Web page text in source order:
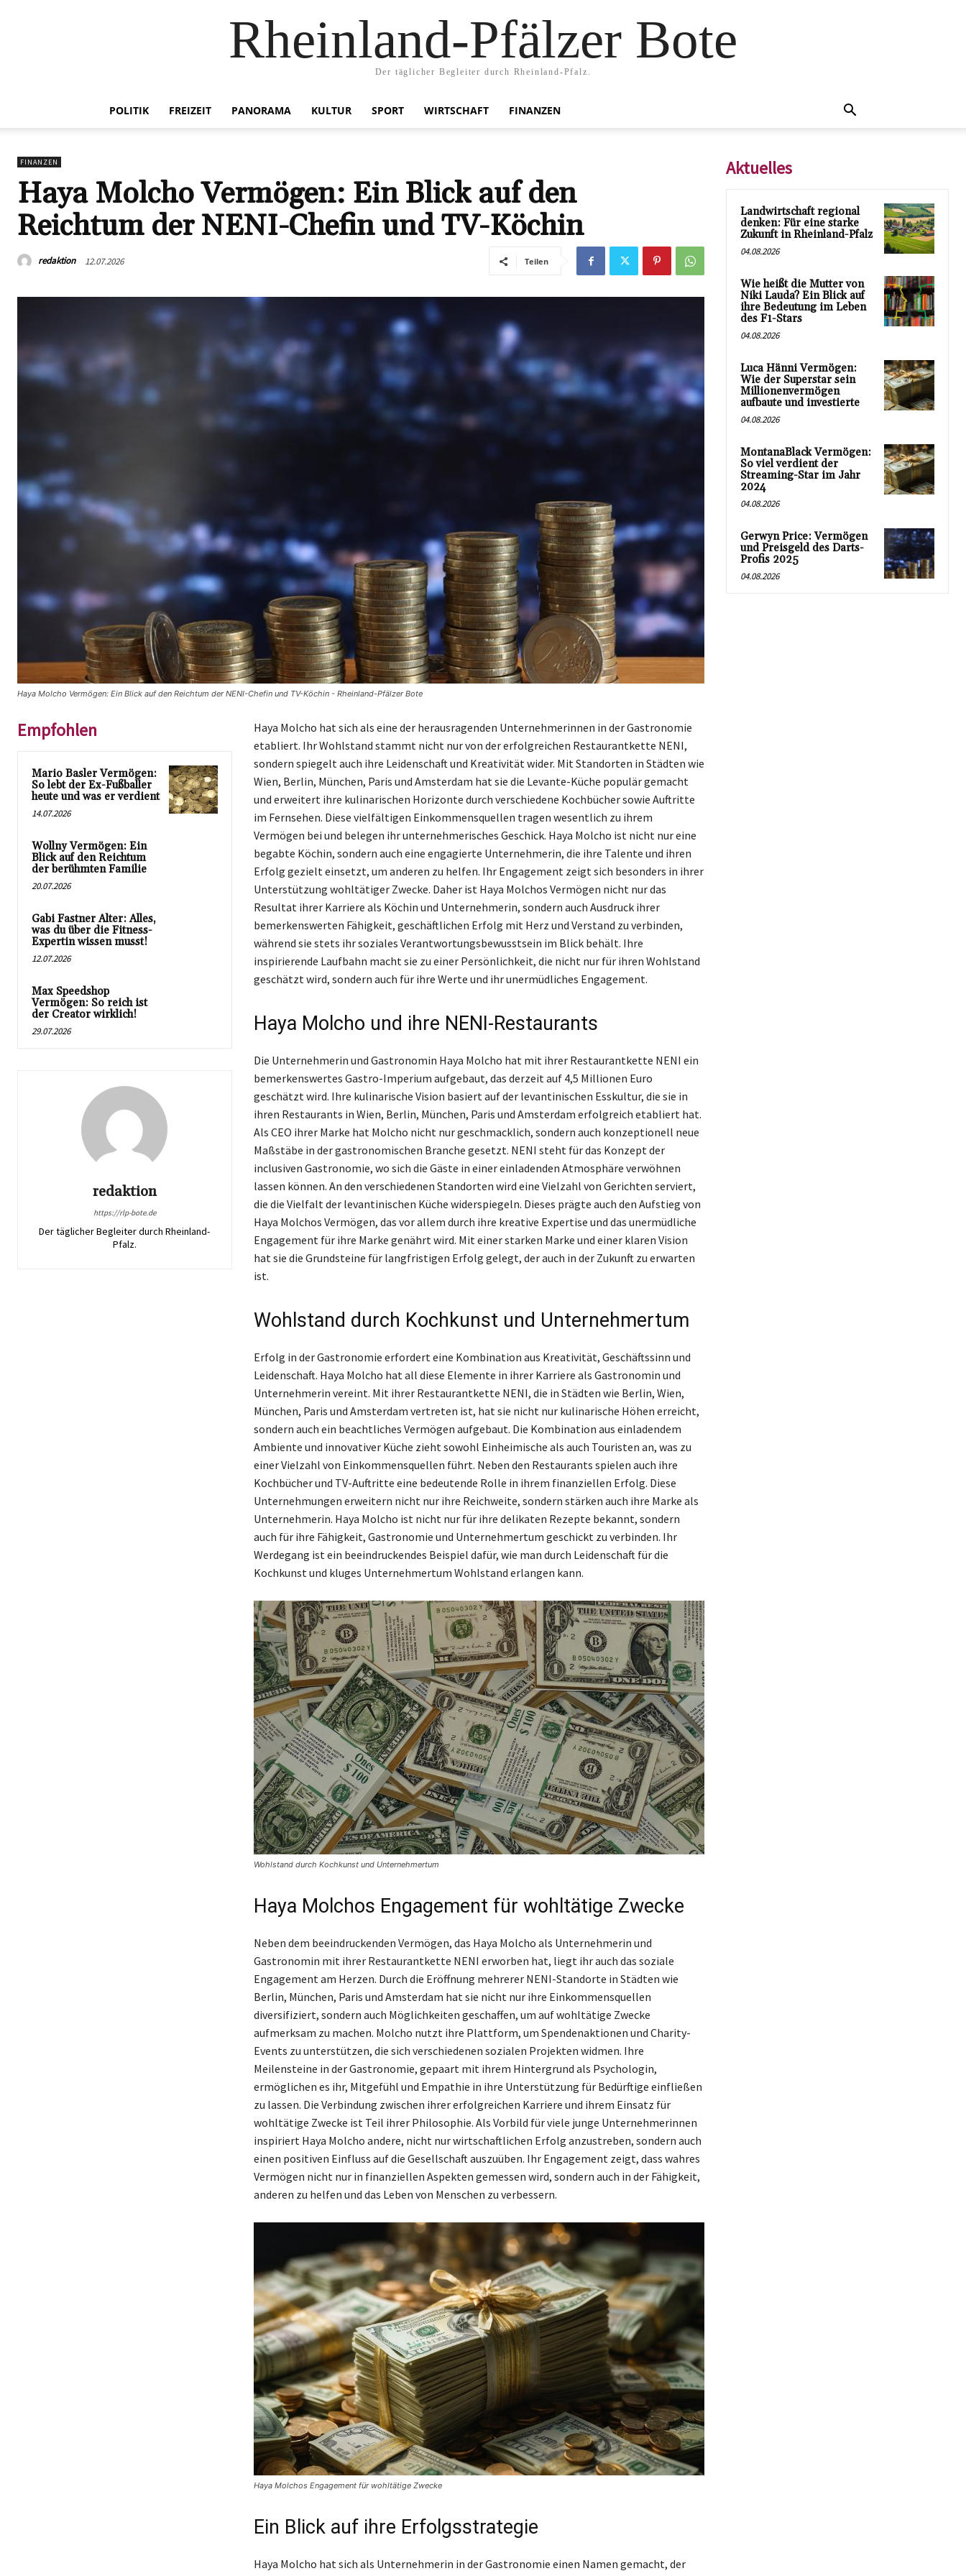
Rheinland-Pfälzer Bote
Der täglicher Begleiter durch Rheinland-Pfalz.
POLITIK FREIZEIT PANORAMA KULTUR SPORT WIRTSCHAFT FINANZEN
FINANZEN
Haya Molcho Vermögen: Ein Blick auf den
Reichtum der NENI-Chefin und TV-Köchin
redaktion 12.07.2026 Teilen
Haya Molcho Vermögen: Ein Blick auf den Reichtum der NENI-Chefin und TV-Köchin - Rheinland-Pfälzer Bote
Empfohlen
Mario Basler Vermögen:
So lebt der Ex-Fußballer
heute und was er verdient
14.07.2026
Wollny Vermögen: Ein
Blick auf den Reichtum
der berühmten Familie
20.07.2026
Gabi Fastner Alter: Alles,
was du über die Fitness-
Expertin wissen musst!
12.07.2026
Max Speedshop
Vermögen: So reich ist
der Creator wirklich!
29.07.2026
redaktion
https://rlp-bote.de
Der täglicher Begleiter durch Rheinland-
Pfalz.
Haya Molcho hat sich als eine der herausragenden Unternehmerinnen in der Gastronomie
etabliert. Ihr Wohlstand stammt nicht nur von der erfolgreichen Restaurantkette NENI,
sondern spiegelt auch ihre Leidenschaft und Kreativität wider. Mit Standorten in Städten wie
Wien, Berlin, München, Paris und Amsterdam hat sie die Levante-Küche populär gemacht
und erweitert ihre kulinarischen Horizonte durch verschiedene Kochbücher sowie Auftritte
im Fernsehen. Diese vielfältigen Einkommensquellen tragen wesentlich zu ihrem
Vermögen bei und belegen ihr unternehmerisches Geschick. Haya Molcho ist nicht nur eine
begabte Köchin, sondern auch eine engagierte Unternehmerin, die ihre Talente und ihren
Erfolg gezielt einsetzt, um anderen zu helfen. Ihr Engagement zeigt sich besonders in ihrer
Unterstützung wohltätiger Zwecke. Daher ist Haya Molchos Vermögen nicht nur das
Resultat ihrer Karriere als Köchin und Unternehmerin, sondern auch Ausdruck ihrer
bemerkenswerten Fähigkeit, geschäftlichen Erfolg mit Herz und Verstand zu verbinden,
während sie stets ihr soziales Verantwortungsbewusstsein im Blick behält. Ihre
inspirierende Laufbahn macht sie zu einer Persönlichkeit, die nicht nur für ihren Wohlstand
geschätzt wird, sondern auch für ihre Werte und ihr unermüdliches Engagement.
Haya Molcho und ihre NENI-Restaurants
Die Unternehmerin und Gastronomin Haya Molcho hat mit ihrer Restaurantkette NENI ein
bemerkenswertes Gastro-Imperium aufgebaut, das derzeit auf 4,5 Millionen Euro
geschätzt wird. Ihre kulinarische Vision basiert auf der levantinischen Esskultur, die sie in
ihren Restaurants in Wien, Berlin, München, Paris und Amsterdam erfolgreich etabliert hat.
Als CEO ihrer Marke hat Molcho nicht nur geschmacklich, sondern auch konzeptionell neue
Maßstäbe in der gastronomischen Branche gesetzt. NENI steht für das Konzept der
inclusiven Gastronomie, wo sich die Gäste in einer einladenden Atmosphäre verwöhnen
lassen können. An den verschiedenen Standorten wird eine Vielzahl von Gerichten serviert,
die die Vielfalt der levantinischen Küche widerspiegeln. Dieses prägte auch den Aufstieg von
Haya Molchos Vermögen, das vor allem durch ihre kreative Expertise und das unermüdliche
Engagement für ihre Marke genährt wird. Mit einer starken Marke und einer klaren Vision
hat sie die Grundsteine für langfristigen Erfolg gelegt, der auch in der Zukunft zu erwarten
ist.
Wohlstand durch Kochkunst und Unternehmertum
Erfolg in der Gastronomie erfordert eine Kombination aus Kreativität, Geschäftssinn und
Leidenschaft. Haya Molcho hat all diese Elemente in ihrer Karriere als Gastronomin und
Unternehmerin vereint. Mit ihrer Restaurantkette NENI, die in Städten wie Berlin, Wien,
München, Paris und Amsterdam vertreten ist, hat sie nicht nur kulinarische Höhen erreicht,
sondern auch ein beachtliches Vermögen aufgebaut. Die Kombination aus einladendem
Ambiente und innovativer Küche zieht sowohl Einheimische als auch Touristen an, was zu
einer Vielzahl von Einkommensquellen führt. Neben den Restaurants spielen auch ihre
Kochbücher und TV-Auftritte eine bedeutende Rolle in ihrem finanziellen Erfolg. Diese
Unternehmungen erweitern nicht nur ihre Reichweite, sondern stärken auch ihre Marke als
Unternehmerin. Haya Molcho ist nicht nur für ihre delikaten Rezepte bekannt, sondern
auch für ihre Fähigkeit, Gastronomie und Unternehmertum geschickt zu verbinden. Ihr
Werdegang ist ein beeindruckendes Beispiel dafür, wie man durch Leidenschaft für die
Kochkunst und kluges Unternehmertum Wohlstand erlangen kann.
Wohlstand durch Kochkunst und Unternehmertum
Haya Molchos Engagement für wohltätige Zwecke
Neben dem beeindruckenden Vermögen, das Haya Molcho als Unternehmerin und
Gastronomin mit ihrer Restaurantkette NENI erworben hat, liegt ihr auch das soziale
Engagement am Herzen. Durch die Eröffnung mehrerer NENI-Standorte in Städten wie
Berlin, München, Paris und Amsterdam hat sie nicht nur ihre Einkommensquellen
diversifiziert, sondern auch Möglichkeiten geschaffen, um auf wohltätige Zwecke
aufmerksam zu machen. Molcho nutzt ihre Plattform, um Spendenaktionen und Charity-
Events zu unterstützen, die sich verschiedenen sozialen Projekten widmen. Ihre
Meilensteine in der Gastronomie, gepaart mit ihrem Hintergrund als Psychologin,
ermöglichen es ihr, Mitgefühl und Empathie in ihre Unterstützung für Bedürftige einfließen
zu lassen. Die Verbindung zwischen ihrer erfolgreichen Karriere und ihrem Einsatz für
wohltätige Zwecke ist Teil ihrer Philosophie. Als Vorbild für viele junge Unternehmerinnen
inspiriert Haya Molcho andere, nicht nur wirtschaftlichen Erfolg anzustreben, sondern auch
einen positiven Einfluss auf die Gesellschaft auszuüben. Ihr Engagement zeigt, dass wahres
Vermögen nicht nur in finanziellen Aspekten gemessen wird, sondern auch in der Fähigkeit,
anderen zu helfen und das Leben von Menschen zu verbessern.
Haya Molchos Engagement für wohltätige Zwecke
Ein Blick auf ihre Erfolgsstrategie
Haya Molcho hat sich als Unternehmerin in der Gastronomie einen Namen gemacht, der
Aktuelles
Landwirtschaft regional
denken: Für eine starke
Zukunft in Rheinland-Pfalz
04.08.2026
Wie heißt die Mutter von
Niki Lauda? Ein Blick auf
ihre Bedeutung im Leben
des F1-Stars
04.08.2026
Luca Hänni Vermögen:
Wie der Superstar sein
Millionenvermögen
aufbaute und investierte
04.08.2026
MontanaBlack Vermögen:
So viel verdient der
Streaming-Star im Jahr
2024
04.08.2026
Gerwyn Price: Vermögen
und Preisgeld des Darts-
Profis 2025
04.08.2026